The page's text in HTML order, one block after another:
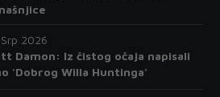
2026
Damon: Iz čistog očaja napisali
'Dobrog Willa Huntinga'